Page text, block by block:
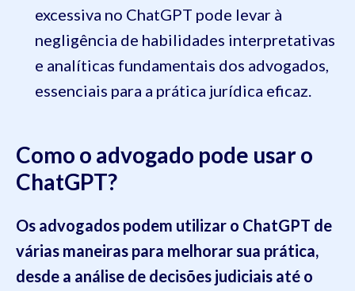
excessiva no ChatGPT pode levar à
negligência de habilidades interpretativas
e analíticas fundamentais dos advogados,
essenciais para a prática jurídica eficaz.
Como o advogado pode usar o
ChatGPT?
Os advogados podem utilizar o ChatGPT de
várias maneiras para melhorar sua prática,
desde a análise de decisões judiciais até o